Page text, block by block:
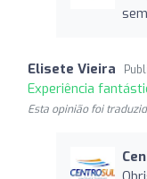
Elisete Vieira
Experiência
Esta opinião foi